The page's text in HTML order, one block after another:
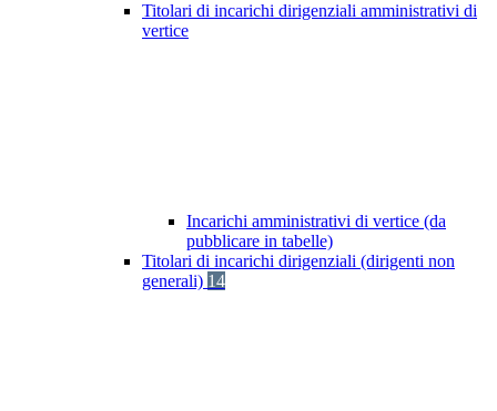
Titolari di incarichi dirigenziali amministrativi di
vertice
Incarichi amministrativi di vertice (da
pubblicare in tabelle)
Titolari di incarichi dirigenziali (dirigenti non
generali) 14